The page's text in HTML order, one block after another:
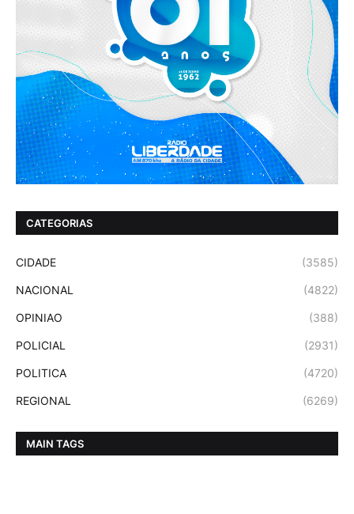
CATEGORIAS
CIDADE (3585)
NACIONAL (4822)
OPINIAO (388)
POLICIAL (2931)
POLITICA (4720)
REGIONAL (6269)
MAIN TAGS